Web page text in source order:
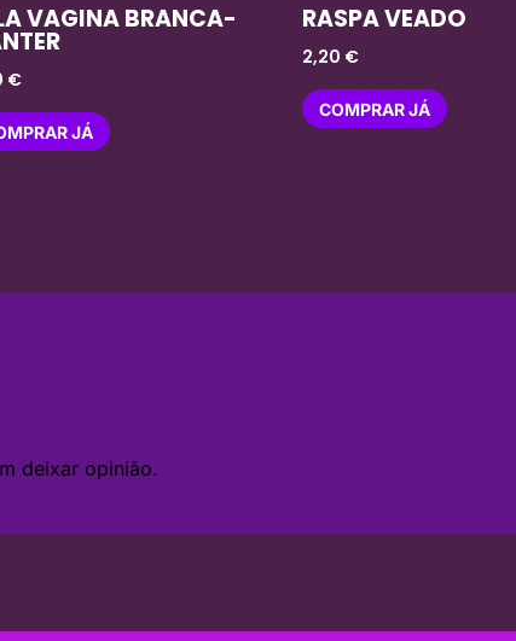
VAGINA BRANCA-
€
JÁ
RASPA VEADO
2,20 €
COMPRAR JÁ
deixar opinião.